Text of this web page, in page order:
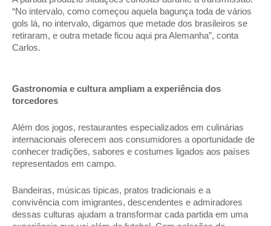
“No intervalo, como começou aquela bagunça toda de vários
gols lá, no intervalo, digamos que metade dos brasileiros se
retiraram, e outra metade ficou aqui pra Alemanha”, conta
Carlos.
Gastronomia e cultura ampliam a experiência dos
torcedores
Além dos jogos, restaurantes especializados em culinárias
internacionais oferecem aos consumidores a oportunidade de
conhecer tradições, sabores e costumes ligados aos países
representados em campo.
Bandeiras, músicas típicas, pratos tradicionais e a
convivência com imigrantes, descendentes e admiradores
dessas culturas ajudam a transformar cada partida em uma